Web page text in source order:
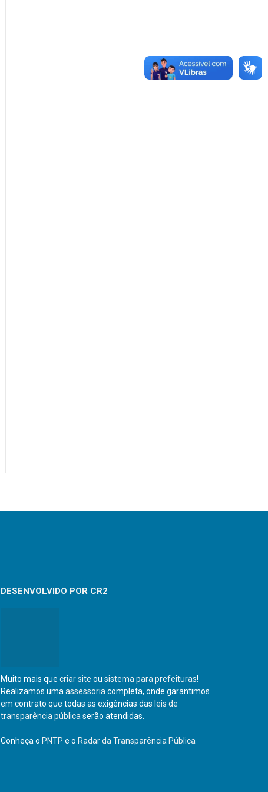
DESENVOLVIDO POR CR2
Muito mais que criar site ou sistema para prefeituras!
Realizamos uma assessoria completa, onde garantimos
em contrato que todas as exigências das leis de
transparência pública serão atendidas.
Conheça o PNTP e o Radar da Transparência Pública